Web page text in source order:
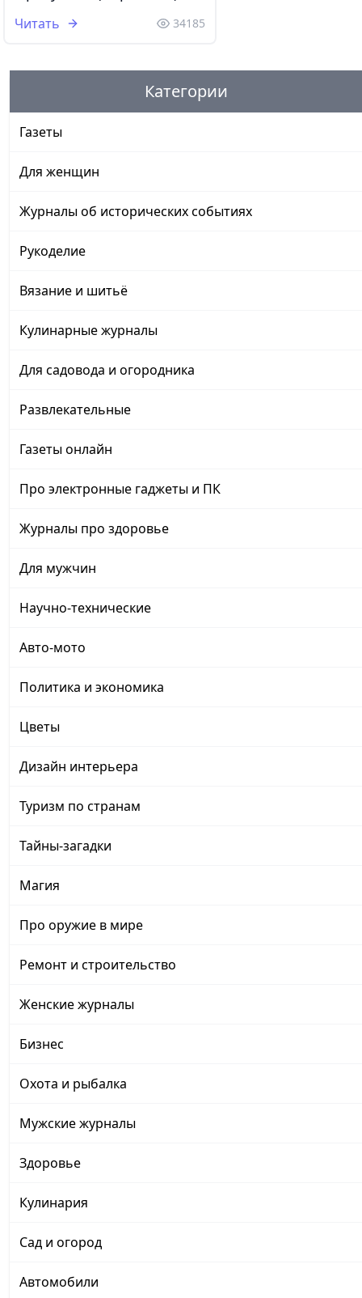
Читать 34185
Категории
Газеты
Для женщин
Журналы об исторических событиях
Рукоделие
Вязание и шитьё
Кулинарные журналы
Для садовода и огородника
Развлекательные
Газеты онлайн
Про электронные гаджеты и ПК
Журналы про здоровье
Для мужчин
Научно-технические
Авто-мото
Политика и экономика
Цветы
Дизайн интерьера
Туризм по странам
Тайны-загадки
Магия
Про оружие в мире
Ремонт и строительство
Женские журналы
Бизнес
Охота и рыбалка
Мужские журналы
Здоровье
Кулинария
Сад и огород
Автомобили